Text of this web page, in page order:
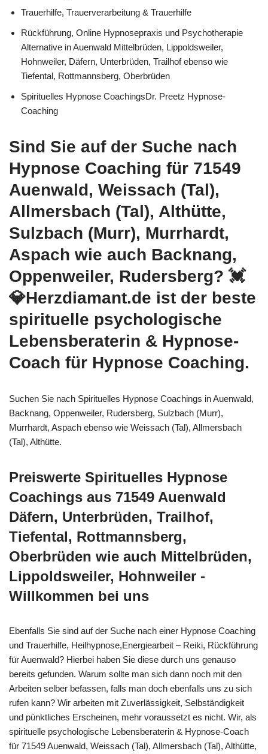
Trauerhilfe, Trauerverarbeitung & Trauerhilfe
Rückführung, Online Hypnosepraxis und Psychotherapie
Alternative in Auenwald Mittelbrüden, Lippoldsweiler,
Hohnweiler, Däfern, Unterbrüden, Trailhof ebenso wie
Tiefental, Rottmannsberg, Oberbrüden
Spirituelles Hypnose CoachingsDr. Preetz Hypnose-
Coaching
Sind Sie auf der Suche nach
Hypnose Coaching für 71549
Auenwald, Weissach (Tal),
Allmersbach (Tal), Althütte,
Sulzbach (Murr), Murrhardt,
Aspach wie auch Backnang,
Oppenweiler, Rudersberg? 💓️
💎Herzdiamant.de ist der beste
spirituelle psychologische
Lebensberaterin & Hypnose-
Coach für Hypnose Coaching.
Suchen Sie nach Spirituelles Hypnose Coachings in Auenwald,
Backnang, Oppenweiler, Rudersberg, Sulzbach (Murr),
Murrhardt, Aspach ebenso wie Weissach (Tal), Allmersbach
(Tal), Althütte.
Preiswerte Spirituelles Hypnose
Coachings aus 71549 Auenwald
Däfern, Unterbrüden, Trailhof,
Tiefental, Rottmannsberg,
Oberbrüden wie auch Mittelbrüden,
Lippoldsweiler, Hohnweiler -
Willkommen bei uns
Ebenfalls Sie sind auf der Suche nach einer Hypnose Coaching
und Trauerhilfe, Heilhypnose,Energiearbeit – Reiki, Rückführung
für Auenwald? Hierbei haben Sie diese durch uns genauso
bereits gefunden. Warum sollte man sich dann noch mit den
Arbeiten selber befassen, falls man doch ebenfalls uns zu sich
rufen kann? Wir arbeiten mit Zuverlässigkeit, Selbständigkeit
und pünktliches Erscheinen, mehr voraussetzt es nicht. Wir, als
spirituelle psychologische Lebensberaterin & Hypnose-Coach
für 71549 Auenwald, Weissach (Tal), Allmersbach (Tal), Althütte,